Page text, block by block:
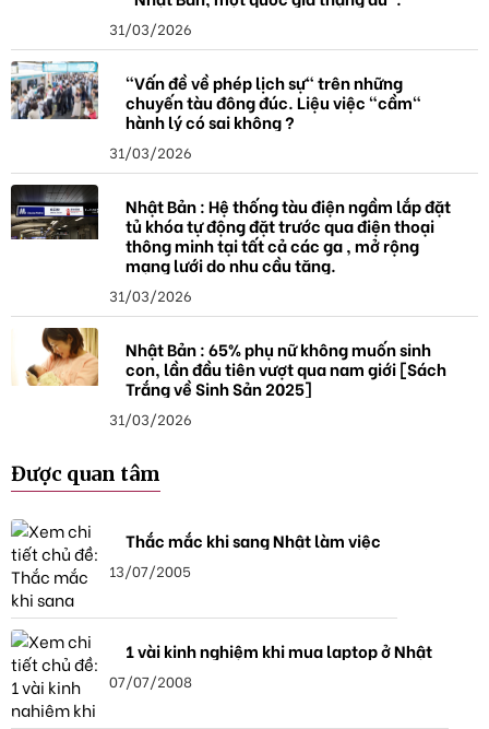
31/03/2026
"Vấn đề về phép lịch sự" trên những
chuyến tàu đông đúc. Liệu việc "cầm"
hành lý có sai không ?
31/03/2026
Nhật Bản : Hệ thống tàu điện ngầm lắp đặt
tủ khóa tự động đặt trước qua điện thoại
thông minh tại tất cả các ga , mở rộng
mạng lưới do nhu cầu tăng.
31/03/2026
Nhật Bản : 65% phụ nữ không muốn sinh
con, lần đầu tiên vượt qua nam giới [Sách
Trắng về Sinh Sản 2025]
31/03/2026
Được quan tâm
Thắc mắc khi sang Nhật làm việc
13/07/2005
1 vài kinh nghiệm khi mua laptop ở Nhật
07/07/2008